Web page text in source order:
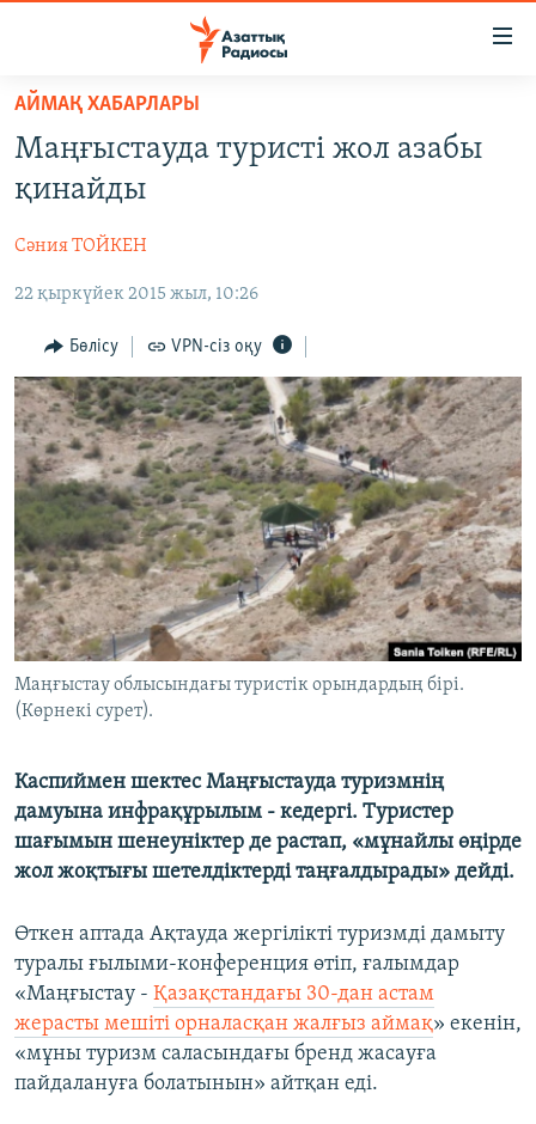
Skip
main
content
to
Navigation
Search
САЯСАТ
ҚАҢТАР ОҚИҒАСЫ
АДАМ ҚҰҚЫҚТАРЫ
ӘЛЕУМЕТ
ӘЛЕМ
АРНАЙЫ ЖОБАЛАР
Русский
ЖАЗЫЛЫҢЫЗ
Басқа тілдерде
АЙМАҚ ХАБАРЛАРЫ
Маңғыстауда туристі жол азабы
қинайды
Сәния ТОЙКЕН
22 қыркүйек 2015 жыл, 10:26
Бөлісу VPN-сіз оқу
Маңғыстау облысындағы туристік орындардың бірі.
(Көрнекі сурет).
Каспиймен шектес Маңғыстауда туризмнің
дамуына инфрақұрылым - кедергі. Туристер
шағымын шенеуніктер де растап, «мұнайлы өңірде
жол жоқтығы шетелдіктерді таңғалдырады» дейді.
Өткен аптада Ақтауда жергілікті туризмді дамыту
туралы ғылыми-конференция өтіп, ғалымдар
«Маңғыстау - Қазақстандағы 30-дан астам
жерасты мешіті орналасқан жалғыз аймақ» екенін,
«мұны туризм саласындағы бренд жасауға
пайдалануға болатынын» айтқан еді.